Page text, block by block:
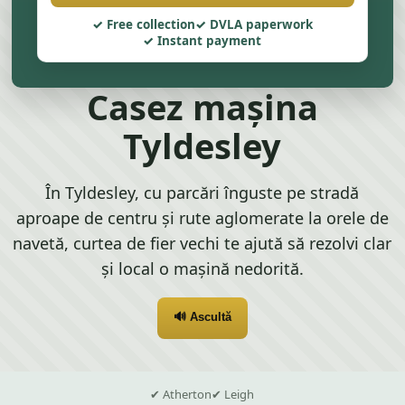
Free collection
DVLA paperwork
Instant payment
Casez mașina
Tyldesley
În Tyldesley, cu parcări înguste pe stradă
aproape de centru și rute aglomerate la orele de
navetă, curtea de fier vechi te ajută să rezolvi clar
și local o mașină nedorită.
🔊 Ascultă
✔ Atherton✔ Leigh